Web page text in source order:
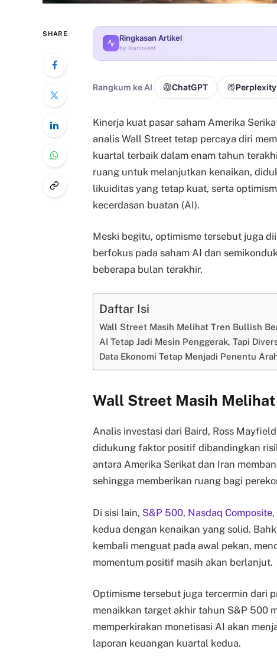
SHARE Ringkasan Artikel
by Nanovest
Rangkum ke AI ChatGPT Perplexity
Kinerja kuat pasar saham Amerika
analis Wall Street tetap percaya diri
kuartal terbaik dalam enam tahun
ruang untuk melanjutkan kenaikan,
likuiditas yang tetap kuat, serta
kecerdasan buatan (AI).
Meski begitu, optimisme tersebut juga
berfokus pada saham AI dan
beberapa bulan terakhir.
Daftar Isi
Wall Street Masih Melihat Tren Bullish
AI Tetap Jadi Mesin Penggerak, Tapi
Data Ekonomi Tetap Menjadi Penentu
Wall Street Masih
Analis investasi dari Baird, Ross
didukung faktor positif dibandingkan
antara Amerika Serikat dan Iran
sehingga memberikan ruang bagi
Di sisi lain, S&P 500, Nasdaq Composite
kedua dengan kenaikan yang solid.
kembali menguat pada awal pekan,
momentum positif masih akan berlanjut.
Optimisme tersebut juga tercermin dari
menaikkan target akhir tahun S&P 500
memperkirakan monetisasi AI akan
laporan keuangan kuartal kedua.